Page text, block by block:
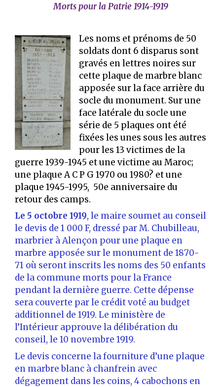
Morts pour la Patrie 1914-1919
Les noms et prénoms de 50
soldats dont 6 disparus sont
gravés en lettres noires sur
cette plaque de marbre blanc
apposée sur la face arrière du
socle du monument. Sur une
face latérale du socle une
série de 5 plaques ont été
fixées les unes sous les autres
pour les 13 victimes de la
guerre 1939-1945 et une victime au Maroc;
une plaque A C P G 1970 ou 1980? et une
plaque 1945-1995, 50e anniversaire du
retour des camps.
Le 5 octobre 1919, le maire soumet au conseil
le devis de 1 000 F, dressé par M. Chubilleau,
marbrier à Alençon pour une plaque en
marbre apposée sur le monument de 1870-
71 où seront inscrits les noms des 50 enfants
de la commune morts pour la France
pendant la dernière guerre. Cette dépense
sera couverte par le crédit voté au budget
additionnel de 1919. Le ministère de
l’Intérieur approuve la délibération du
conseil, le 10 novembre 1919.
Le devis concerne la fourniture d’une plaque
en marbre blanc à chanfrein avec
dégagement dans les coins, 4 cabochons en